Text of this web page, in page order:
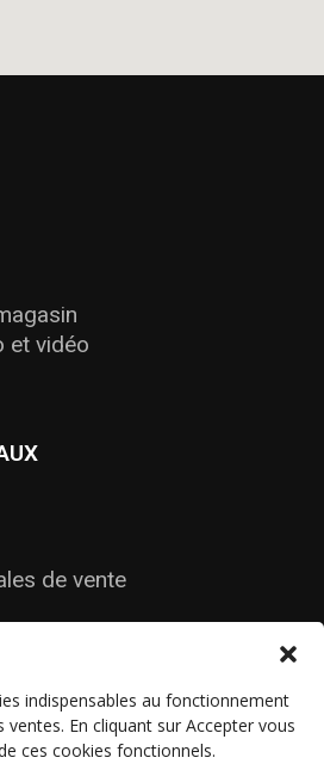
indispensables au fonctionnement
En cliquant sur Accepter vous
ces cookies fonctionnels.
et vidéo
de vente